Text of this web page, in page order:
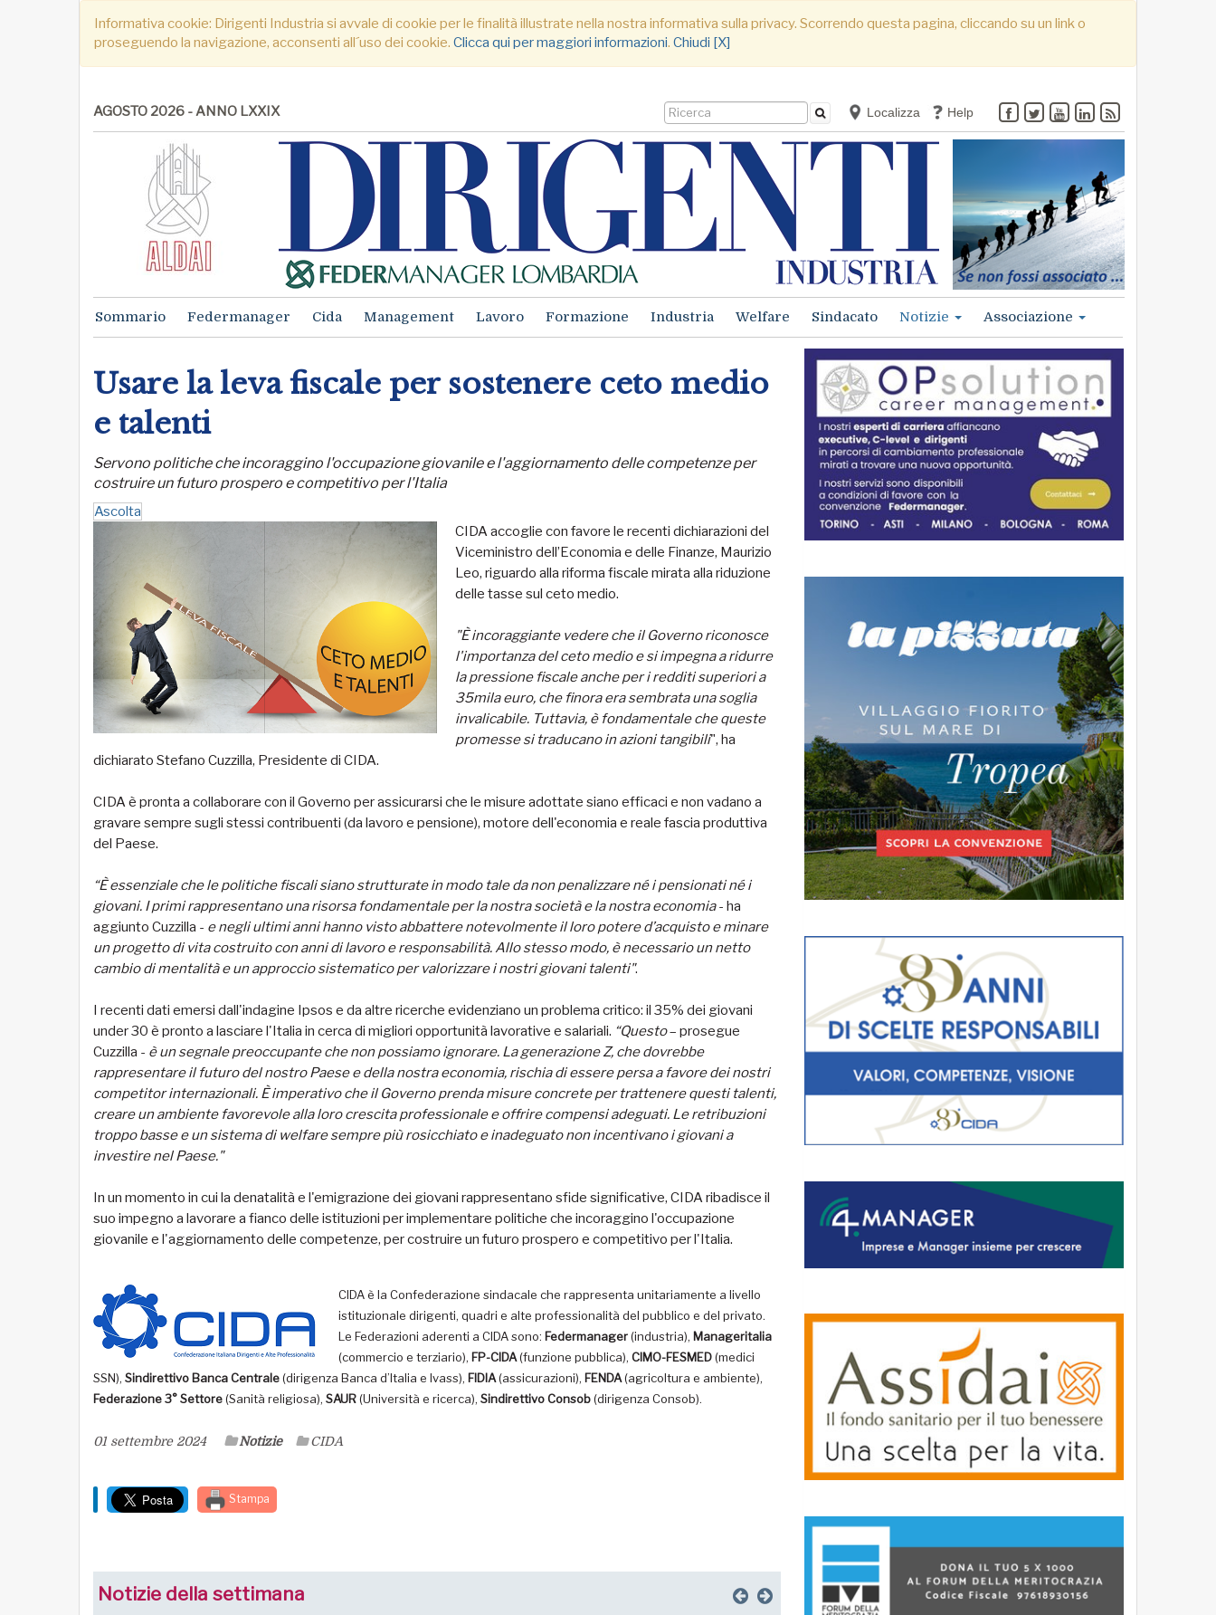
Informativa cookie: Dirigenti Industria si avvale di cookie per le finalità illustrate nella nostra informativa sulla privacy. Scorrendo questa pagina, cliccando su un link o
proseguendo la navigazione, acconsenti all´uso dei cookie. Clicca qui per maggiori informazioni. Chiudi [X]
AGOSTO 2026 - ANNO LXXIX Localizza Help
Sommario Federmanager Cida Management Lavoro Formazione Industria Welfare Sindacato Notizie Associazione
Usare la leva fiscale per sostenere ceto medio
e talenti
Servono politiche che incoraggino l'occupazione giovanile e l'aggiornamento delle competenze per
costruire un futuro prospero e competitivo per l'Italia
Ascolta
CIDA accoglie con favore le recenti dichiarazioni del
Viceministro dell’Economia e delle Finanze, Maurizio
Leo, riguardo alla riforma fiscale mirata alla riduzione
delle tasse sul ceto medio.
"È incoraggiante vedere che il Governo riconosce
l'importanza del ceto medio e si impegna a ridurre
la pressione fiscale anche per i redditi superiori a
35mila euro, che finora era sembrata una soglia
invalicabile. Tuttavia, è fondamentale che queste
promesse si traducano in azioni tangibili", ha
dichiarato Stefano Cuzzilla, Presidente di CIDA.
CIDA è pronta a collaborare con il Governo per assicurarsi che le misure adottate siano efficaci e non vadano a
gravare sempre sugli stessi contribuenti (da lavoro e pensione), motore dell'economia e reale fascia produttiva
del Paese.
“È essenziale che le politiche fiscali siano strutturate in modo tale da non penalizzare né i pensionati né i
giovani. I primi rappresentano una risorsa fondamentale per la nostra società e la nostra economia- ha
aggiunto Cuzzilla - e negli ultimi anni hanno visto abbattere notevolmente il loro potere d’acquisto e minare
un progetto di vita costruito con anni di lavoro e responsabilità. Allo stesso modo, è necessario un netto
cambio di mentalità e un approccio sistematico per valorizzare i nostri giovani talenti".
I recenti dati emersi dall'indagine Ipsos e da altre ricerche evidenziano un problema critico: il 35% dei giovani
under 30 è pronto a lasciare l'Italia in cerca di migliori opportunità lavorative e salariali. “Questo– prosegue
Cuzzilla - è un segnale preoccupante che non possiamo ignorare. La generazione Z, che dovrebbe
rappresentare il futuro del nostro Paese e della nostra economia, rischia di essere persa a favore dei nostri
competitor internazionali. È imperativo che il Governo prenda misure concrete per trattenere questi talenti,
creare un ambiente favorevole alla loro crescita professionale e offrire compensi adeguati. Le retribuzioni
troppo basse e un sistema di welfare sempre più rosicchiato e inadeguato non incentivano i giovani a
investire nel Paese."
In un momento in cui la denatalità e l'emigrazione dei giovani rappresentano sfide significative, CIDA ribadisce il
suo impegno a lavorare a fianco delle istituzioni per implementare politiche che incoraggino l'occupazione
giovanile e l'aggiornamento delle competenze, per costruire un futuro prospero e competitivo per l'Italia.
CIDA è la Confederazione sindacale che rappresenta unitariamente a livello
istituzionale dirigenti, quadri e alte professionalità del pubblico e del privato.
Le Federazioni aderenti a CIDA sono: Federmanager(industria), Manageritalia
(commercio e terziario), FP-CIDA(funzione pubblica), CIMO-FESMED(medici
SSN), Sindirettivo Banca Centrale(dirigenza Banca d’Italia e Ivass), FIDIA(assicurazioni), FENDA(agricoltura e ambiente),
Federazione 3° Settore(Sanità religiosa), SAUR(Università e ricerca), Sindirettivo Consob(dirigenza Consob).
01 settembre 2024 Notizie CIDA
Stampa
Notizie della settimana